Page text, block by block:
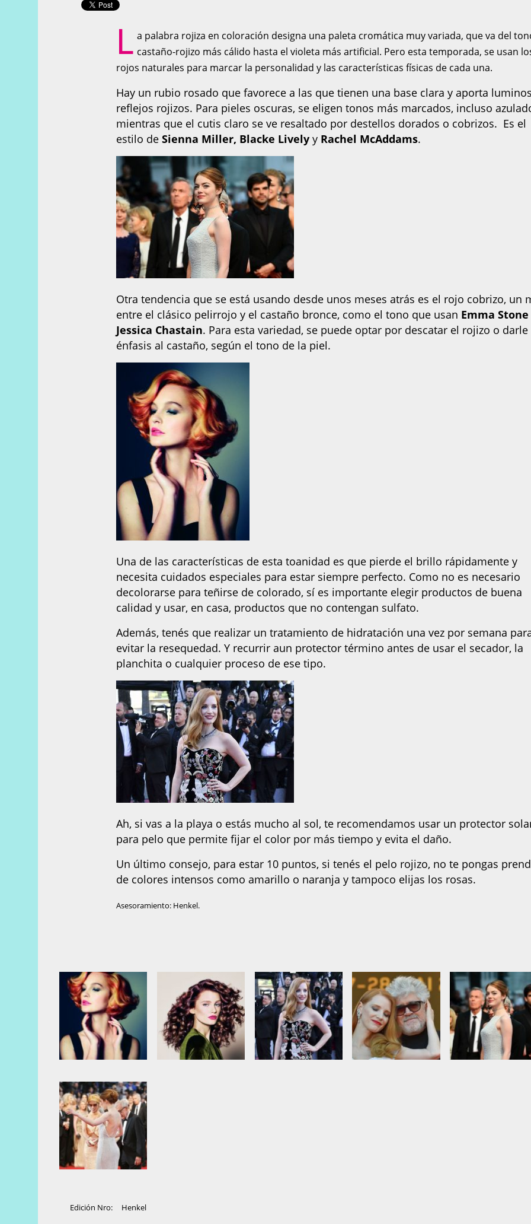
L a palabra rojiza en coloración designa una paleta cromática muy variada, que va del
castaño-rojizo más cálido hasta el violeta más artificial. Pero esta temporada, se usan
rojos naturales para marcar la personalidad y las características físicas de cada una.
Hay un rubio rosado que favorece a las que tienen una base clara y aporta
reflejos rojizos. Para pieles oscuras, se eligen tonos más marcados, incluso
mientras que el cutis claro se ve resaltado por destellos dorados o cobrizos. Es el
estilo deSienna Miller, Blacke Lively y Rachel McAddams.
Otra tendencia que se está usando desde unos meses atrás es el rojo cobrizo, un
entre el clásico pelirrojo y el castaño bronce, como el tono que usan Emma Stone
Jessica Chastain. Para esta variedad, se puede optar por descatar el rojizo o darle
énfasis al castaño, según el tono de la piel.
Una de las características de esta toanidad es que pierde el brillo rápidamente y
necesita cuidados especiales para estar siempre perfecto. Como no es necesario
decolorarse para teñirse de colorado, sí es importante elegir productos de buena
calidad y usar, en casa, productos que no contengan sulfato.
Además, tenés que realizar un tratamiento de hidratación una vez por semana
evitar la resequedad. Y recurrir aun protector término antes de usar el secador, la
planchita o cualquier proceso de ese tipo.
Ah, si vas a la playa o estás mucho al sol, te recomendamos usar un protector
para pelo que permite fijar el color por más tiempo y evita el daño.
Un último consejo, para estar 10 puntos, si tenés el pelo rojizo, no te pongas
de colores intensos como amarillo o naranja y tampoco elijas los rosas.
Asesoramiento: Henkel.
Edición Nro: Henkel